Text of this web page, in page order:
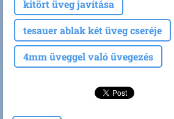
kitört üveg javítása
tesauer ablak két üveg cseréje
4mm üveggel való üvegezés